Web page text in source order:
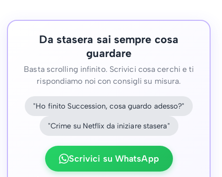
Da stasera sai sempre cosa
guardare
Basta scrolling infinito. Scrivici cosa cerchi e ti
rispondiamo noi con consigli su misura.
"Ho finito Succession, cosa guardo adesso?"
"Crime su Netflix da iniziare stasera"
Scrivici su WhatsApp